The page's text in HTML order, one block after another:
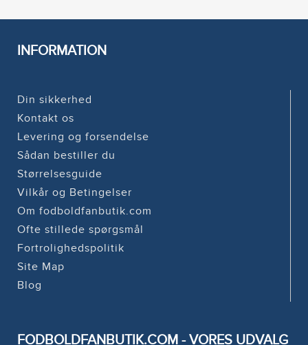
INFORMATION
Din sikkerhed
Kontakt os
Levering og forsendelse
Sådan bestiller du
Størrelsesguide
Vilkår og Betingelser
Om fodboldfanbutik.com
Ofte stillede spørgsmål
Fortrolighedspolitik
Site Map
Blog
FODBOLDFANBUTIK.COM - VORES UDVALG